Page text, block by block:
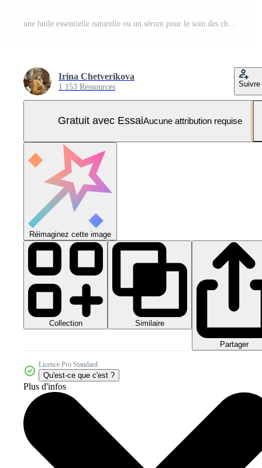
Irina Chetverikova
1 153 Ressources Suivre
Gratuit avec EssaiAucune attribution requise
Réimaginez cette image
Collection Similaire
Partager
Licence Pro Standard
Qu'est-ce que c'est ?
Plus d'infos